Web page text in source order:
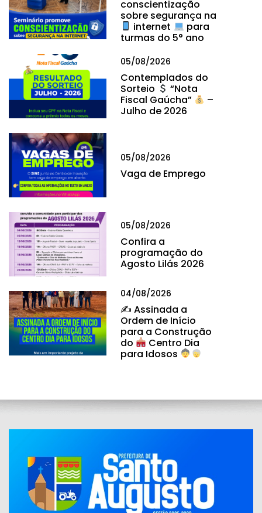
conscientização
sobre segurança na
internet
para
turmas do 5° ano
05/08/2026
Contemplados do
Sorteio
“Nota
Fiscal Gaúcha”
–
Julho de 2026
05/08/2026
Vaga de Emprego
05/08/2026
Confira a
programação do
Agosto Lilás 2026
04/08/2026
✍ Assinada a
Ordem de Início
para a Construção
do
Centro Dia
para Idosos